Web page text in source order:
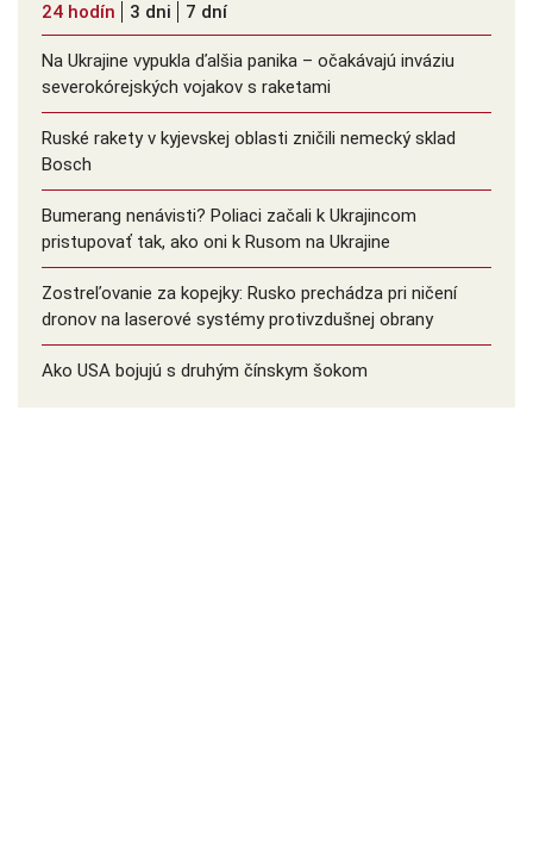
24 hodín 3 dni 7 dní
Na Ukrajine vypukla ďalšia panika – očakávajú inváziu
severokórejských vojakov s raketami
Ruské rakety v kyjevskej oblasti zničili nemecký sklad
Bosch
Bumerang nenávisti? Poliaci začali k Ukrajincom
pristupovať tak, ako oni k Rusom na Ukrajine
Zostreľovanie za kopejky: Rusko prechádza pri ničení
dronov na laserové systémy protivzdušnej obrany
Ako USA bojujú s druhým čínskym šokom